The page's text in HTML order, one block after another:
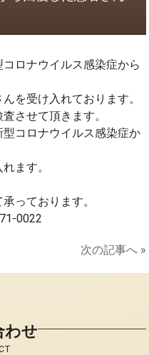
コロナウイルス感染症から
を受け入れております。
させて頂きます。
コロナウイルス感染症か
ます。
っております。
0022
次の記事へ »
わせ